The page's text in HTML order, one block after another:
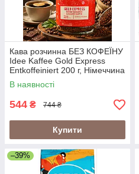
Кава розчинна БЕЗ КОФЕЇНУ
Idee Kaffee Gold Express
Entkoffeiniert 200 г, Німеччина
(IDEE DECAF, Idee
Entkoffeiniert)
В наявності
544 ₴ 744 ₴
Купити
–39%